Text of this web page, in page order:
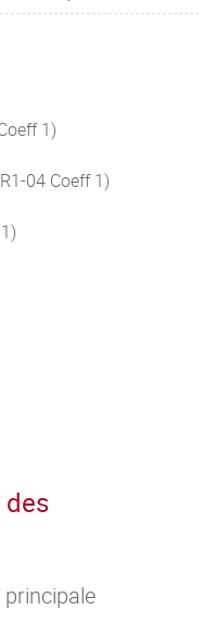
1)
04 Coeff 1)